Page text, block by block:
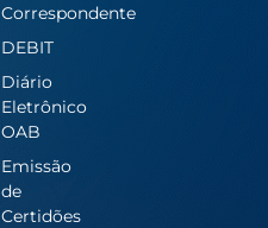
Correspondente
DEBIT
Diário
Eletrônico
OAB
Emissão
de
Certidões